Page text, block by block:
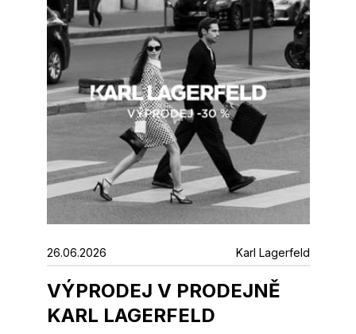
26.06.2026 Karl Lagerfeld
VÝPRODEJ V PRODEJNĚ
KARL LAGERFELD